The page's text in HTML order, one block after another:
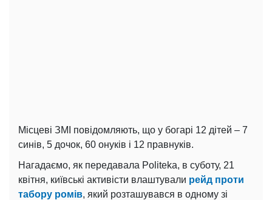
Місцеві ЗМІ повідомляють, що у богарі 12 дітей – 7
синів, 5 дочок, 60 онуків і 12 правнуків.
Нагадаємо, як передавала Politeka, в суботу, 21
квітня, київські активісти влаштували рейд проти
табору ромів, який розташувався в одному зі